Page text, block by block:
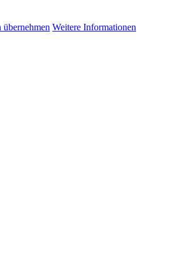
übernehmen Weitere Informationen